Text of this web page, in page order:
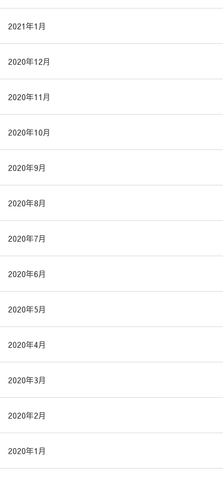
2021年1月
2020年12月
2020年11月
2020年10月
2020年9月
2020年8月
2020年7月
2020年6月
2020年5月
2020年4月
2020年3月
2020年2月
2020年1月